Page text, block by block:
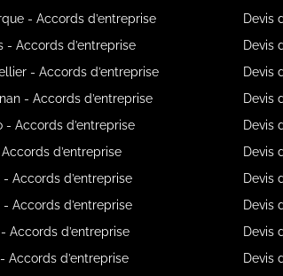
- Accords d’entreprise
- Accords d’entreprise
- Accords d’entreprise
- Accords d’entreprise
- Accords d’entreprise
d’entreprise
Accords d’entreprise
Accords d’entreprise
Accords d’entreprise
Accords d’entreprise
Devis
Devis
Devis
Devis
Devis
Devis
Devis
Devis
Devis
Devis